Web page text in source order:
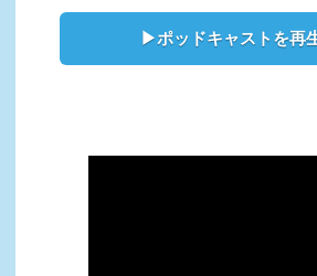
▶ポッドキャストを再